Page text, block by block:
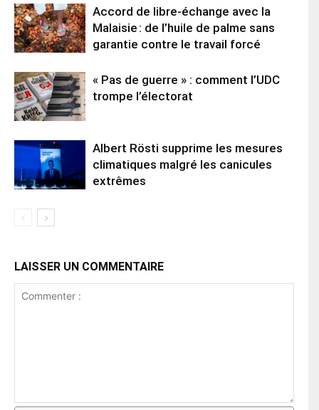
Accord de libre-échange avec la
Malaisie : de l’huile de palme sans
garantie contre le travail forcé
« Pas de guerre » : comment l’UDC
trompe l’électorat
Albert Rösti supprime les mesures
climatiques malgré les canicules
extrêmes
LAISSER UN COMMENTAIRE